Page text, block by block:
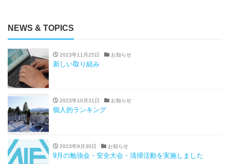
NEWS & TOPICS
2023年11月25日 お知らせ
新しい取り組み
2023年10月31日 お知らせ
個人的ランキング
2023年9月30日 お知らせ
9月の勉強会・安全大会・清掃活動を実施しました